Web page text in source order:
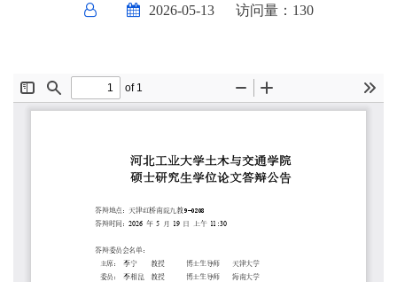
2026-05-13 访问量： 130